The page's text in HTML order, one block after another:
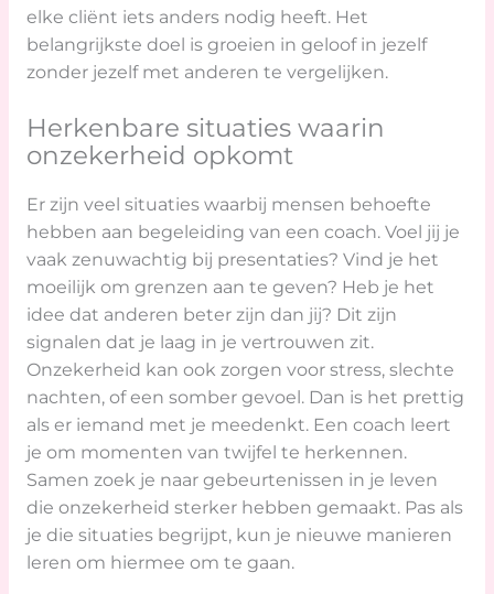
elke cliënt iets anders nodig heeft. Het
belangrijkste doel is groeien in geloof in jezelf
zonder jezelf met anderen te vergelijken.
Herkenbare situaties waarin
onzekerheid opkomt
Er zijn veel situaties waarbij mensen behoefte
hebben aan begeleiding van een coach. Voel jij je
vaak zenuwachtig bij presentaties? Vind je het
moeilijk om grenzen aan te geven? Heb je het
idee dat anderen beter zijn dan jij? Dit zijn
signalen dat je laag in je vertrouwen zit.
Onzekerheid kan ook zorgen voor stress, slechte
nachten, of een somber gevoel. Dan is het prettig
als er iemand met je meedenkt. Een coach leert
je om momenten van twijfel te herkennen.
Samen zoek je naar gebeurtenissen in je leven
die onzekerheid sterker hebben gemaakt. Pas als
je die situaties begrijpt, kun je nieuwe manieren
leren om hiermee om te gaan.